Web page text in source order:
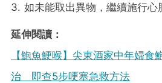
3. 如未能取出異物，繼續施行心
延伸閱讀：
【鮑魚鯁喉】尖東酒家中年婦食
治 即查5步哽塞急救方法